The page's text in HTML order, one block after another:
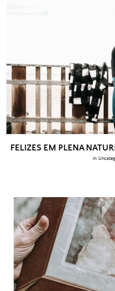
FELIZES EM PLENA
in: